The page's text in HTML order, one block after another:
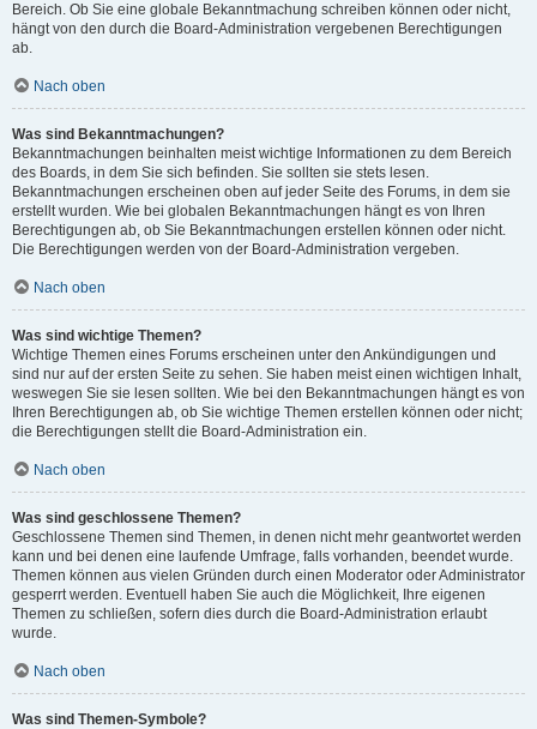
Bereich. Ob Sie eine globale Bekanntmachung schreiben können oder nicht,
hängt von den durch die Board-Administration vergebenen Berechtigungen
ab.
Nach oben
Was sind Bekanntmachungen?
Bekanntmachungen beinhalten meist wichtige Informationen zu dem Bereich
des Boards, in dem Sie sich befinden. Sie sollten sie stets lesen.
Bekanntmachungen erscheinen oben auf jeder Seite des Forums, in dem sie
erstellt wurden. Wie bei globalen Bekanntmachungen hängt es von Ihren
Berechtigungen ab, ob Sie Bekanntmachungen erstellen können oder nicht.
Die Berechtigungen werden von der Board-Administration vergeben.
Nach oben
Was sind wichtige Themen?
Wichtige Themen eines Forums erscheinen unter den Ankündigungen und
sind nur auf der ersten Seite zu sehen. Sie haben meist einen wichtigen Inhalt,
weswegen Sie sie lesen sollten. Wie bei den Bekanntmachungen hängt es von
Ihren Berechtigungen ab, ob Sie wichtige Themen erstellen können oder nicht;
die Berechtigungen stellt die Board-Administration ein.
Nach oben
Was sind geschlossene Themen?
Geschlossene Themen sind Themen, in denen nicht mehr geantwortet werden
kann und bei denen eine laufende Umfrage, falls vorhanden, beendet wurde.
Themen können aus vielen Gründen durch einen Moderator oder Administrator
gesperrt werden. Eventuell haben Sie auch die Möglichkeit, Ihre eigenen
Themen zu schließen, sofern dies durch die Board-Administration erlaubt
wurde.
Nach oben
Was sind Themen-Symbole?